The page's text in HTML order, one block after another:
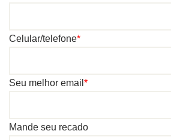
Celular/telefone*
Seu melhor email *
Mande seu recado